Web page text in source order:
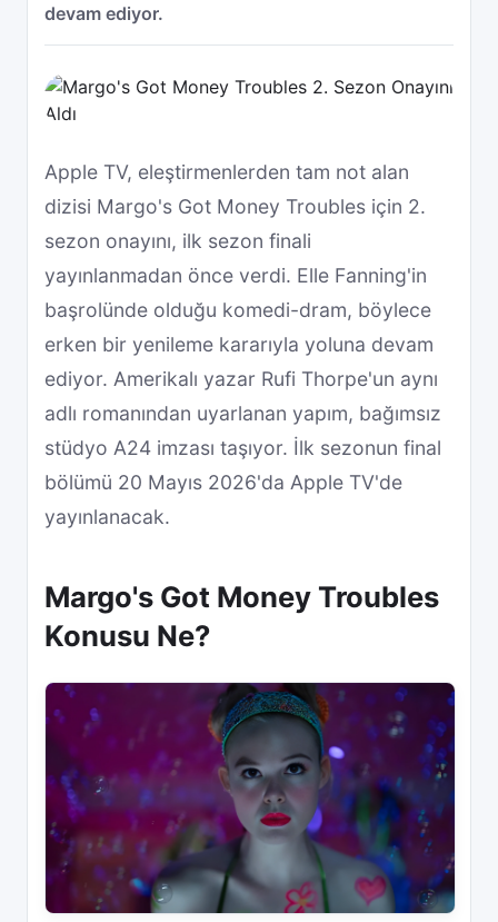
devam ediyor.
Apple TV, eleştirmenlerden tam not alan
dizisi Margo's Got Money Troubles için 2.
sezon onayını, ilk sezon finali
yayınlanmadan önce verdi. Elle Fanning'in
başrolünde olduğu komedi-dram, böylece
erken bir yenileme kararıyla yoluna devam
ediyor. Amerikalı yazar Rufi Thorpe'un aynı
adlı romanından uyarlanan yapım, bağımsız
stüdyo A24 imzası taşıyor. İlk sezonun final
bölümü 20 Mayıs 2026'da Apple TV'de
yayınlanacak.
Margo's Got Money Troubles
Konusu Ne?